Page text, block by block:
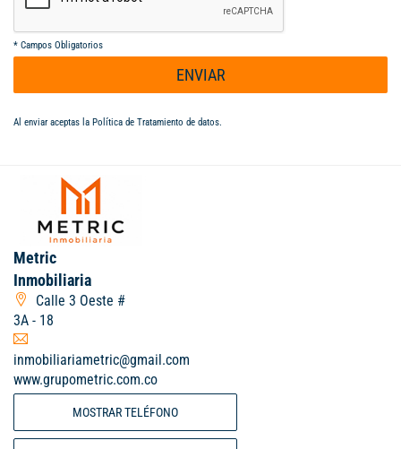
* Campos Obligatorios
ENVIAR
Al enviar aceptas la Política de Tratamiento de datos.
Metric
Inmobiliaria
Calle 3 Oeste #
3A - 18
inmobiliariametric@gmail.com
www.grupometric.com.co
MOSTRAR TELÉFONO